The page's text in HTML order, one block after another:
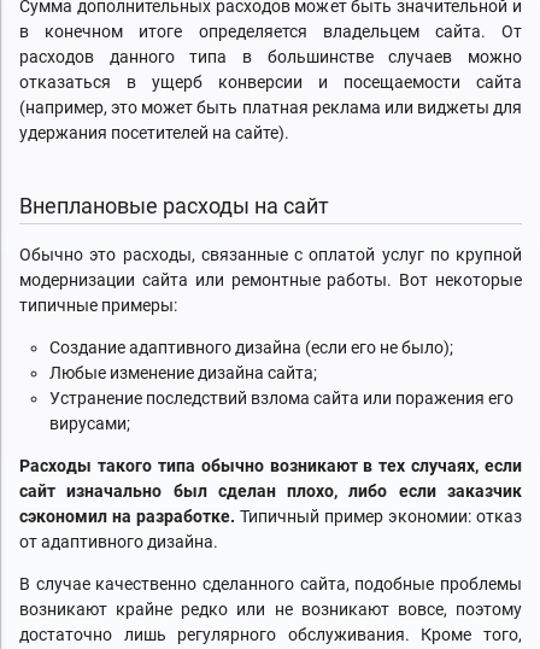
Сумма дополнительных расходов может быть значительной и
в конечном итоге определяется владельцем сайта. От
расходов данного типа в большинстве случаев можно
отказаться в ущерб конверсии и посещаемости сайта
(например, это может быть платная реклама или виджеты для
удержания посетителей на сайте).
Внеплановые расходы на сайт
Обычно это расходы, связанные с оплатой услуг по крупной
модернизации сайта или ремонтные работы. Вот некоторые
типичные примеры:
Создание адаптивного дизайна (если его не было);
Любые изменение дизайна сайта;
Устранение последствий взлома сайта или поражения его
вирусами;
Расходы такого типа обычно возникают в тех случаях, если
сайт изначально был сделан плохо, либо если заказчик
сэкономил на разработке. Типичный пример экономии: отказ
от адаптивного дизайна.
В случае качественно сделанного сайта, подобные проблемы
возникают крайне редко или не возникают вовсе, поэтому
достаточно лишь регулярного обслуживания. Кроме того,